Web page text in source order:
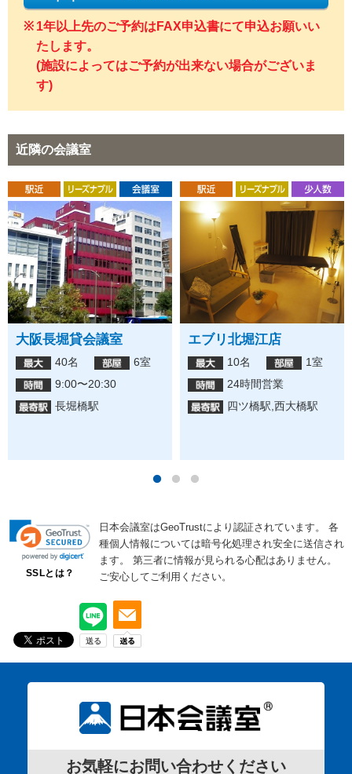
1年以上先のご予約はFAX申込書にて申込お願いい
たします。
(施設によってはご予約が出来ない場合がございま
す)
近隣の会議室
大阪長堀貸会議室
40名
6室
9:00〜20:30
長堀橋駅
エブリ北堀江店
10名
1室
24時間営業
四ツ橋駅,西大橋駅
SSLとは？
日本会議室はGeoTrustにより認証されています。
各
種個人情報については暗号化処理され安全に送信され
ます。
第三者に情報が見られる心配はありません。
ご安心してご利用ください。
お気軽にお問い合わせください